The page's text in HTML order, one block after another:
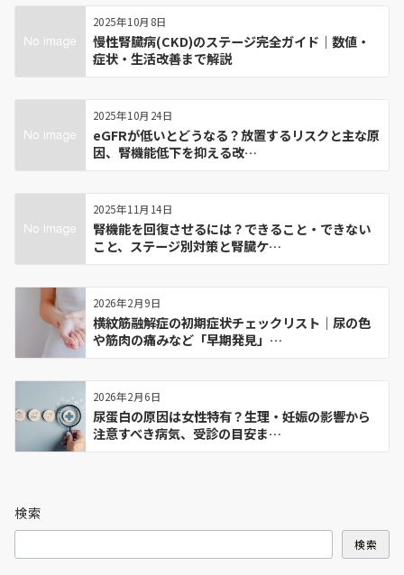
2025年10月8日
慢性腎臓病(CKD)のステージ完全ガイド｜数値・
症状・生活改善まで解説
2025年10月24日
eGFRが低いとどうなる？放置するリスクと主な原
因、腎機能低下を抑える改…
2025年11月14日
腎機能を回復させるには？できること・できない
こと、ステージ別対策と腎臓ケ…
2026年2月9日
横紋筋融解症の初期症状チェックリスト｜尿の色
や筋肉の痛みなど「早期発見」…
2026年2月6日
尿蛋白の原因は女性特有？生理・妊娠の影響から
注意すべき病気、受診の目安ま…
検索
検索